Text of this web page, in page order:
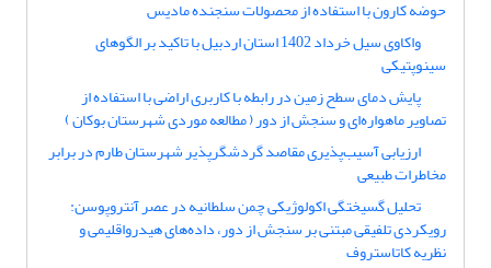
حوضه کارون با استفاده از محصولات سنجنده مادیس
واکاوی سیل خرداد 1402 استان اردبیل با تاکید بر الگوهای
سینوپتیکی
پایش دمای سطح زمین در رابطه با کاربری اراضی با استفاده از
تصاویر ماهواره‌ای و سنجش از دور ( مطالعه موردی شهرستان بوکان )
ارزیابی آسیب‌‌پذیری مقاصد گردشگرپذیر شهرستان طارم در برابر
مخاطرات طبیعی
تحلیل گسیختگی اکولوژیکی چمن سلطانیه در عصر آنتروپوسن:
رویکردی تلفیقی مبتنی بر سنجش از دور، داده‌های هیدرواقلیمی و
نظریه کاتاستروف